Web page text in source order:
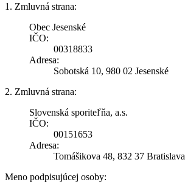
1. Zmluvná strana:
Obec Jesenské
IČO:
00318833
Adresa:
Sobotská 10, 980 02 Jesenské
2. Zmluvná strana:
Slovenská sporiteľňa, a.s.
IČO:
00151653
Adresa:
Tomášikova 48, 832 37 Bratislava
Meno podpisujúcej osoby: